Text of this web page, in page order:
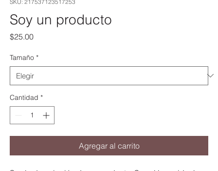
SKU: 217537123517253
Soy un producto
$25.00Precio
Tamaño *
Cantidad *
Agregar al carrito